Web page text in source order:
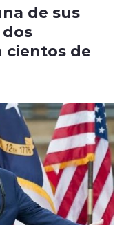
de sus
cientos de